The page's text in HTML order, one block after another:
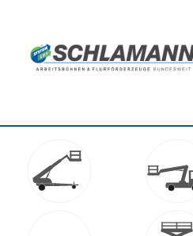
NL Bremen: 0